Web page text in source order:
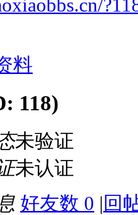
料
118)
未验证
未认证
好友数 0 | 回